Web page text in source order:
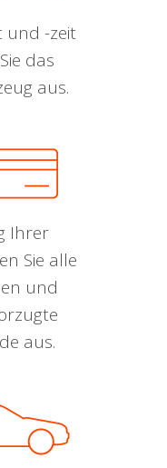
und -zeit
das
aus.
Ihrer
Sie alle
und
aus.